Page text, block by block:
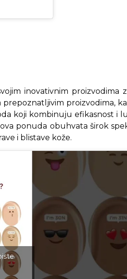
inovativnim proizvodima
proizvodima,
koji kombinuju efikasnost i
ponuda obuhvata širok
i blistave kože.